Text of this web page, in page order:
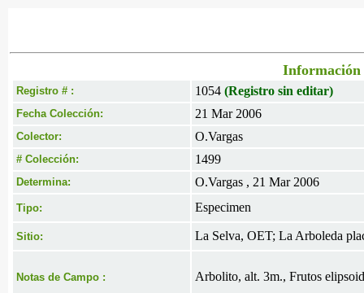
Información
Registro # : 1054 (Registro sin editar)
Fecha Colección: 21 Mar 2006
Colector: O.Vargas
# Colección: 1499
Determina: O.Vargas , 21 Mar 2006
Tipo: Especimen
Sitio: La Selva, OET; La Arboleda
Notas de Campo : Arbolito, alt. 3m., Frutos